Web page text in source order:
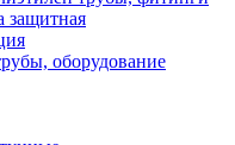
защитная
оборудование